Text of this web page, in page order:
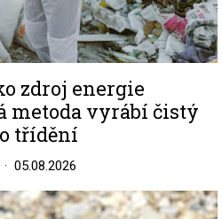
zdroj energie
metoda vyrábí čistý
třídění
05.08.2026